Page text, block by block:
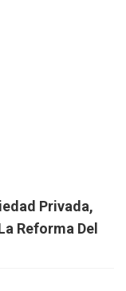
Privada,
Reforma Del